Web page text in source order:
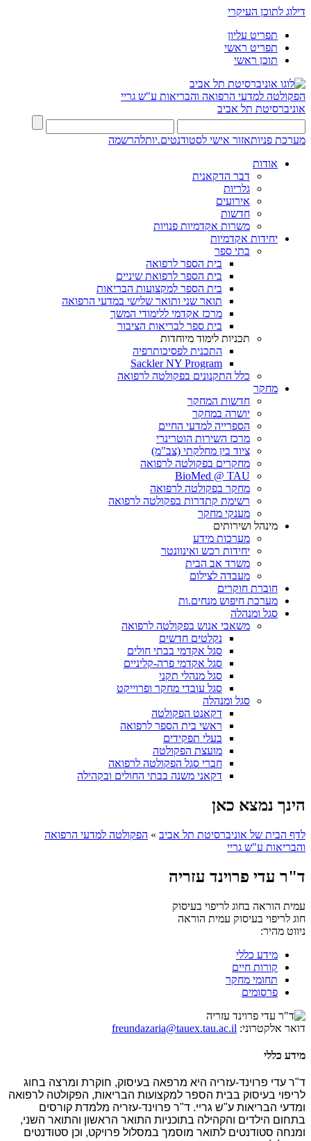
דילוג לתוכן העיקרי
תפריט עליון
תפריט ראשי
תוכן ראשי
הפקולטה למדעי הרפואה והבריאות ע"ש גריי
אוניברסיטת תל אביב
מערכת פניותאזור אישי לסטודנטים.יותלהרשמה
אודות
דבר הדקאנית
גלריות
אירועים
חדשות
משרות אקדמיות פנויות
יחידות אקדמיות
בתי ספר
בית הספר לרפואה
בית הספר לרפואת שיניים
בית הספר למקצועות הבריאות
תואר שני ותואר שלישי במדעי הרפואה
מרכז אקדמי ללימודי המשך
בית ספר לבריאות הציבור
תכניות לימוד מיוחדות
התכנית לפסיכותרפיה
Sackler NY Program
כלל התקנונים בפקולטה לרפואה
מחקר
חדשות המחקר
יושרה במחקר
הספרייה למדעי החיים
מרכז השירות הוטרינרי
ציוד בין מחלקתי (צב"מ)
מחקרים בפקולטה לרפואה
BioMed @ TAU
מחקר בפקולטה לרפואה
רשימת קתדרות בפקולטה לרפואה
מענקי מחקר
מינהל ושירותים
מערכות מידע
יחידות רכש ואינוונטר
משרד אב הבית
מעבדה לצילום
חוברת חוקרים
מערכת חיפוש מנחים.ות
סגל ומנהלה
משאבי אנוש בפקולטה לרפואה
נקלטים חדשים
סגל אקדמי בבתי חולים
סגל אקדמי פרה-קליניים
סגל מנהלי תקני
סגל עובדי מחקר ופרוייקט
סגל ומנהלה
דקאנט הפקולטה
ראשי בית הספר לרפואה
בעלי תפקידים
מועצת הפקולטה
חברי סגל הפקולטה לרפואה
דקאני משנה בבתי החולים ובקהילה
הינך נמצא כאן
לדף הבית של אוניברסיטת תל אביב » הפקולטה למדעי הרפואה
והבריאות ע"ש גריי
ד"ר עדי פרוינד עזריה
עמית הוראה בחוג לריפוי בעיסוק
חוג לריפוי בעיסוק עמית הוראה
ניווט מהיר:
מידע כללי
קורות חיים
תחומי מחקר
פרסומים
דואר אלקטרוני: freundazaria@tauex.tau.ac.il
מידע כללי
ד"ר עדי פרוינד-עזריה היא מרפאה בעיסוק, חוקרת ומרצה בחוג
לריפוי בעיסוק בבית הספר למקצועות הבריאות, הפקולטה לרפואה
ומדעי הבריאות ע"ש גריי. ד"ר פרוינד-עזריה מלמדת קורסים
בתחום הילדים והקהילה בתוכניות התואר הראשון והתואר השני,
ומנחה סטודנטים לתואר מוסמך במסלול פרויקט, וכן סטודנטים